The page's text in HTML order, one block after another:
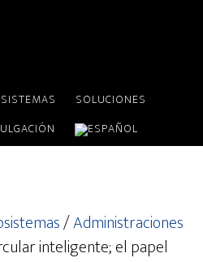
SOLUCIONES
/Administraciones
inteligente; el papel